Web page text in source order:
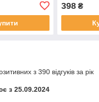
556
398₴
з 390 відгуків за рік
з 25.09.2024